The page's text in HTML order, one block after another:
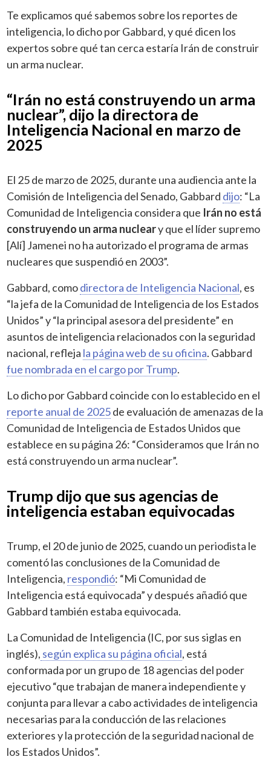
Te explicamos qué sabemos sobre los reportes de
inteligencia, lo dicho por Gabbard, y qué dicen los
expertos sobre qué tan cerca estaría Irán de construir
un arma nuclear.
“Irán no está construyendo un arma
nuclear”, dijo la directora de
Inteligencia Nacional en marzo de
2025
El 25 de marzo de 2025, durante una audiencia ante la
Comisión de Inteligencia del Senado, Gabbard dijo: “La
Comunidad de Inteligencia considera que Irán no está
construyendo un arma nucleary que el líder supremo
[Alí] Jamenei no ha autorizado el programa de armas
nucleares que suspendió en 2003”.
Gabbard, comodirectora de Inteligencia Nacional, es
“la jefa de la Comunidad de Inteligencia de los Estados
Unidos” y “la principal asesora del presidente” en
asuntos de inteligencia relacionados con la seguridad
nacional, refleja la página web de su oficina. Gabbard
fue nombrada en el cargo por Trump.
Lo dicho por Gabbard coincide con lo establecido en el
reporte anual de 2025de evaluación de amenazas de la
Comunidad de Inteligencia de Estados Unidos que
establece en su página 26: “Consideramos que Irán no
está construyendo un arma nuclear”.
Trump dijo que sus agencias de
inteligencia estaban equivocadas
Trump, el 20 de junio de 2025, cuando un periodista le
comentó las conclusiones de la Comunidad de
Inteligencia, respondió: “Mi Comunidad de
Inteligencia está equivocada” y después añadió que
Gabbard también estaba equivocada.
La Comunidad de Inteligencia (IC, por sus siglas en
inglés), según explica su página oficial, está
conformada por un grupo de 18 agencias del poder
ejecutivo “que trabajan de manera independiente y
conjunta para llevar a cabo actividades de inteligencia
necesarias para la conducción de las relaciones
exteriores y la protección de la seguridad nacional de
los Estados Unidos”.